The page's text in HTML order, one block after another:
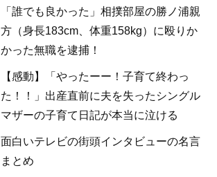
「誰でも良かった」相撲部屋の勝ノ浦親
方（身長183cm、体重158kg）に殴りか
かった無職を逮捕！
【感動】「やったーー！子育て終わっ
た！！」出産直前に夫を失ったシングル
マザーの子育て日記が本当に泣ける
面白いテレビの街頭インタビューの名言
まとめ